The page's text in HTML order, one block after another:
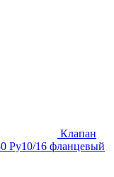
Клапан
Ру10/16 фланцевый